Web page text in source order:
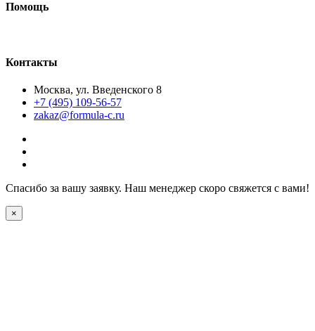
Помощь
Контакты
Москва, ул. Введенского 8
+7 (495) 109-56-57
zakaz@formula-c.ru
Спасибо за вашу заявку. Наш менеджер скоро свяжется с вами!
×